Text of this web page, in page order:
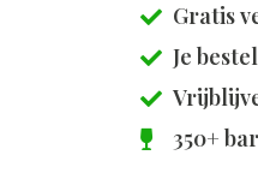
Gratis
Je
350+